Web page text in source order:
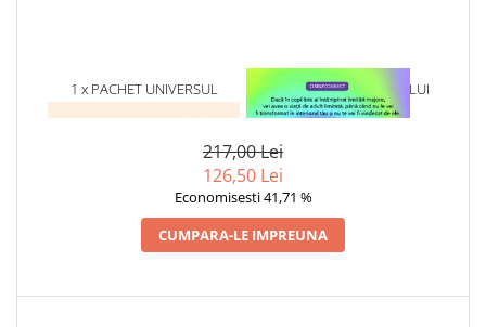
1 x PACHET UNIVERSUL
COMPLICAT - 2 TITLURI
1 x VINDECAREA COPILULUI
INTERIOR
217,00 Lei
126,50 Lei
Economisesti 41,71 %
CUMPARA-LE IMPREUNA